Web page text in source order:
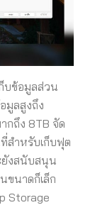
บข้อมูลส่วน
มูลสูงถึง
กถึง 8TB จัด
สำหรับเก็บฟุต
ยังสนับสนุน
ขนาดก็เล็ก
Storage